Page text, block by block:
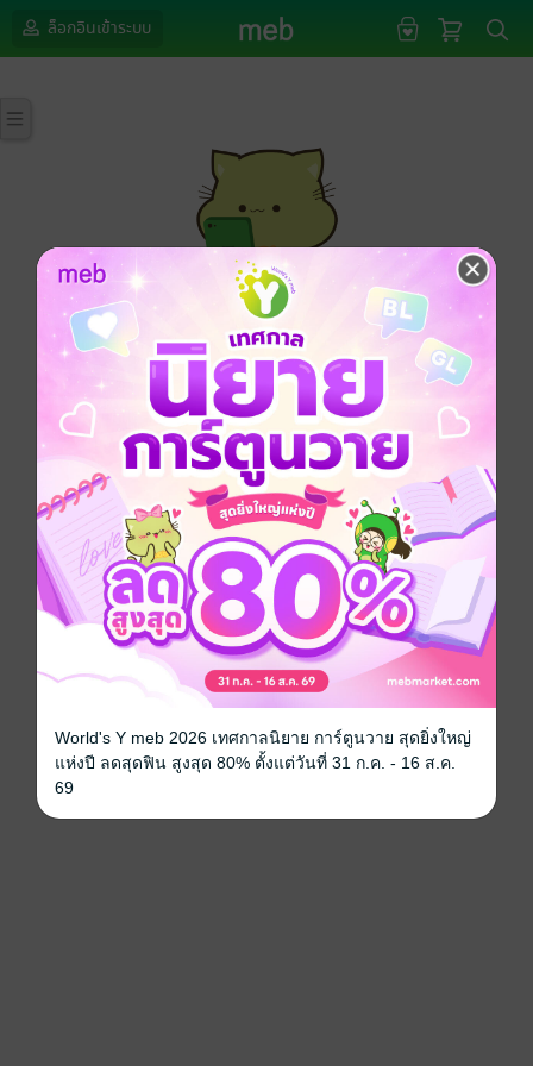
ล็อกอินเข้าระบบ
กรุณาเข้าสู่ระบบก่อนดำเนินรายการด้วยค่ะ
ล็อกอินเข้าระบบ
World's Y meb 2026 เทศกาลนิยาย การ์ตูนวาย สุดยิ่งใหญ่
แห่งปี ลดสุดฟิน สูงสุด 80% ตั้งแต่วันที่ 31 ก.ค. - 16 ส.ค.
69